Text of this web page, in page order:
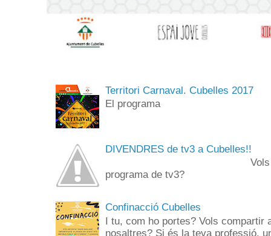
Territori Carnaval. Cubelles 2017
El programa
DIVENDRES de tv3 a Cubelles!!
Vols anar de
programa de tv3?
Confinacció Cubelles
I tu, com ho portes? Vols compartir
nosaltres? Si és la teva professió,